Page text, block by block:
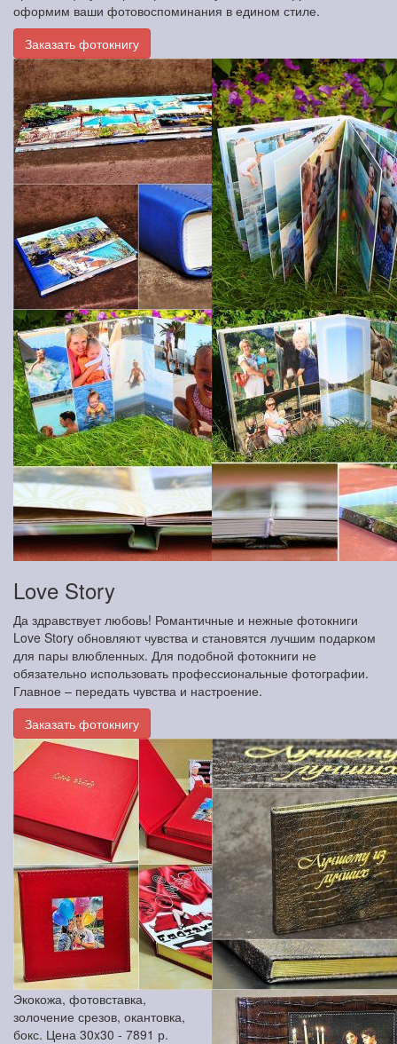
оформим ваши фотовоспоминания в едином стиле.
Заказать фотокнигу
Love Story
Да здравствует любовь! Романтичные и нежные фотокниги
Love Story обновляют чувства и становятся лучшим подарком
для пары влюбленных. Для подобной фотокниги не
обязательно использовать профессиональные фотографии.
Главное – передать чувства и настроение.
Заказать фотокнигу
Экокожа, фотовставка,
золочение срезов, окантовка,
бокс. Цена 30x30 - 7891 р.